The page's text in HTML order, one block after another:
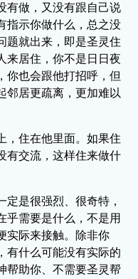
有做，又没有跟自己说
指示你做什么，总之没
题就出来，即是圣灵住
来居住，你不是日日夜
你也会跟他打招呼，但
邻居更疏离，更加难以
，住在他里面。如果住
有交流，这样住来做什
是很强烈、很奇特，
乎需要是什么，不是用
实际来接触。除非你
有什么可能没有实际的
帮助你、不需要圣灵帮